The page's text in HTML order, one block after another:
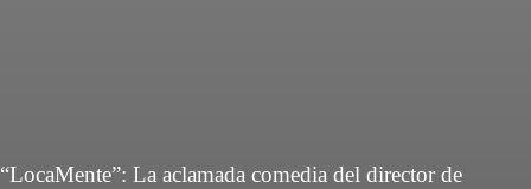
“LocaMente”: La aclamada comedia del director de